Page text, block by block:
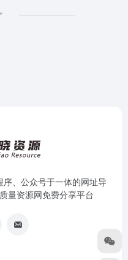
、公众号于一体的网址导
量资源网免费分享平台